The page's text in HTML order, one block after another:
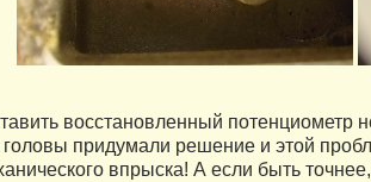
восстановленный потенциометр
придумали решение и этой
впрыска! А если быть